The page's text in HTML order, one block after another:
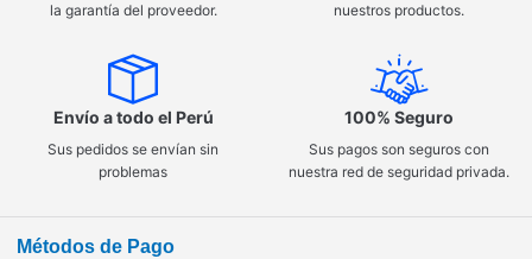
la garantía del proveedor.
nuestros productos.
Envío a todo el Perú
Sus pedidos se envían sin
problemas
100% Seguro
Sus pagos son seguros con
nuestra red de seguridad privada.
Métodos de Pago